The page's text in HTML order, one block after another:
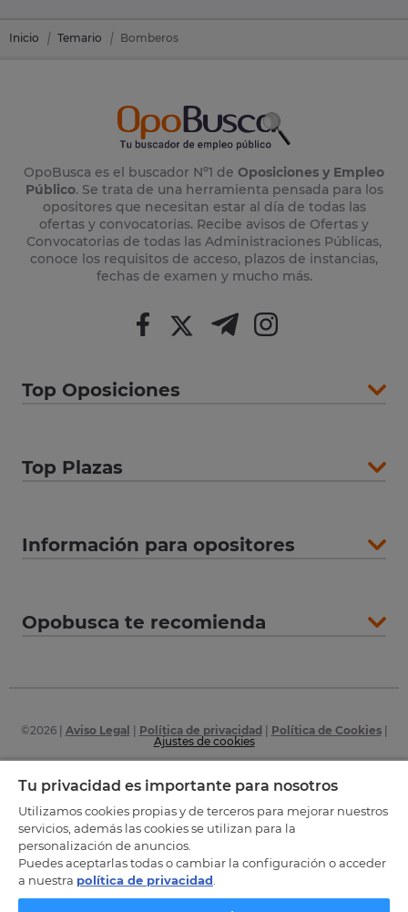
Inicio Temario Bomberos
OpoBusca es el buscador Nº1 de Oposiciones y Empleo
Público. Se trata de una herramienta pensada para los
opositores que necesitan estar al día de todas las
ofertas y convocatorias. Recibe avisos de Ofertas y
Convocatorias de todas las Administraciones Públicas,
conoce los requisitos de acceso, plazos de instancias,
fechas de examen y mucho más.
Top Oposiciones
Top Plazas
Información para opositores
Opobusca te recomienda
©2026| Aviso Legal Política de privacidad Política de Cookies|
Ajustes de cookies
Tu privacidad es importante para nosotros
Utilizamos cookies propias y de terceros para mejorar nuestros
servicios, además las cookies se utilizan para la
personalización de anuncios.
Puedes aceptarlas todas o cambiar la configuración o acceder
a nuestra política de privacidad